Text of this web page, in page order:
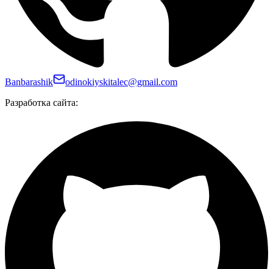
Banbarashik
odinokiyskitalec@gmail.com
Разработка сайта: